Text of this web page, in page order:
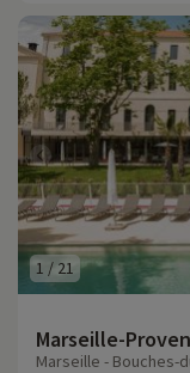
1 / 21
Marseille-
Marseille - Bouches-